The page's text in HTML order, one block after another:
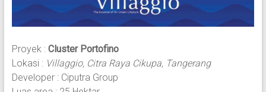
Proyek : Cluster Portofino
Lokasi : Villaggio, Citra Raya Cikupa, Tangerang
Developer : Ciputra Group